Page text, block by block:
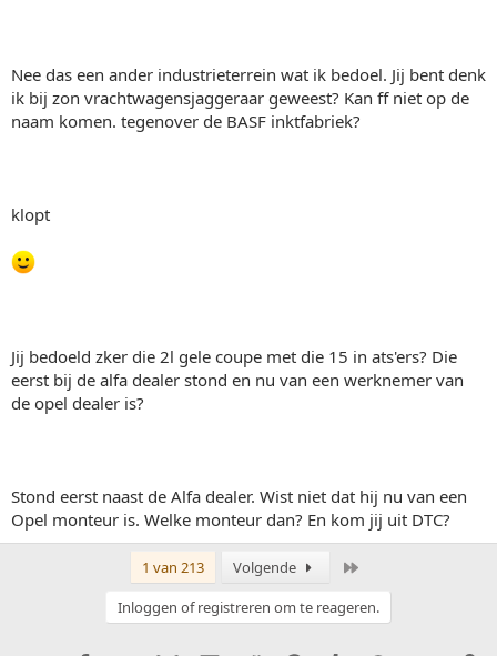
Nee das een ander industrieterrein wat ik bedoel. Jij bent denk
ik bij zon vrachtwagensjaggeraar geweest? Kan ff niet op de
naam komen. tegenover de BASF inktfabriek?
klopt
Jij bedoeld zker die 2l gele coupe met die 15 in ats'ers? Die
eerst bij de alfa dealer stond en nu van een werknemer van
de opel dealer is?
Stond eerst naast de Alfa dealer. Wist niet dat hij nu van een
Opel monteur is. Welke monteur dan? En kom jij uit DTC?
1 van 213 Volgende
Inloggen of registreren om te reageren.